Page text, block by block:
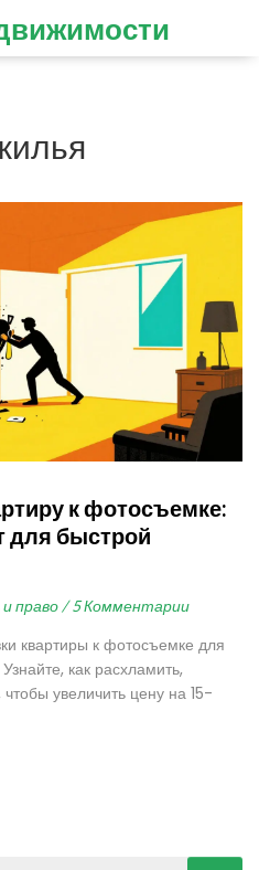
к фотосъемке:
для быстрой
право / 5 Комментарии
квартиры к фотосъемке для
как расхламить,
чтобы увеличить цену на 15-